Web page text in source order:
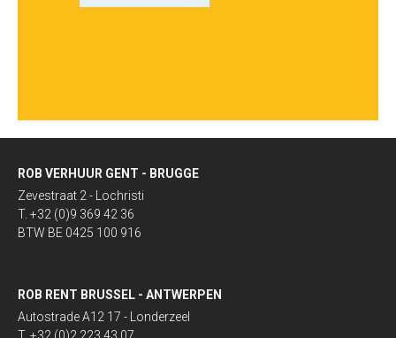
ROB VERHUUR GENT - BRUGGE
Zevestraat 2 - Lochristi
T. +32 (0)9 369 42 36
BTW BE 0425 100 916
ROB RENT BRUSSEL - ANTWERPEN
Autostrade A12 17 - Londerzeel